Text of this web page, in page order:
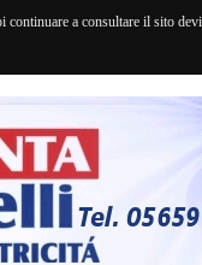
a consultare il sito devi